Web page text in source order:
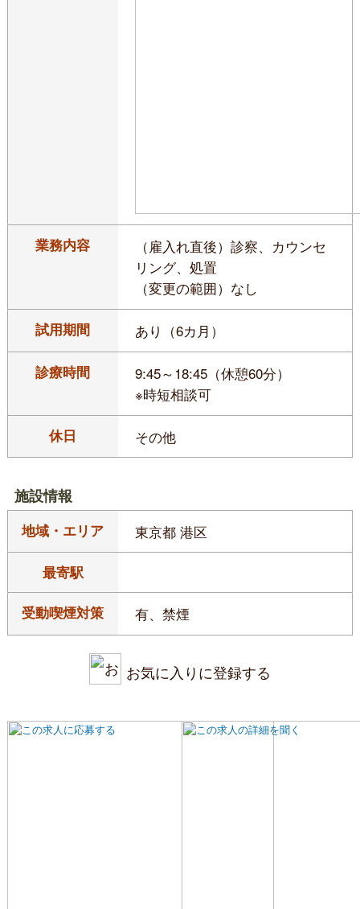
業務内容
（雇入れ直後）診察、カウンセ
リング、処置
（変更の範囲）なし
試用期間 あり（6カ月）
診療時間
9:45～18:45（休憩60分）
※時短相談可
休日 その他
施設情報
地域・エリア 東京都 港区
最寄駅
受動喫煙対策 有、禁煙
お気に入りに登録する